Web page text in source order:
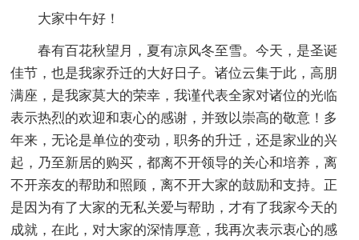
大家中午好！
春有百花秋望月，夏有凉风冬至雪。今天，是圣诞
佳节，也是我家乔迁的大好日子。诸位云集于此，高朋
满座，是我家莫大的荣幸，我谨代表全家对诸位的光临
表示热烈的欢迎和衷心的感谢，并致以崇高的敬意！多
年来，无论是单位的变动，职务的升迁，还是家业的兴
起，乃至新居的购买，都离不开领导的关心和培养，离
不开亲友的帮助和照顾，离不开大家的鼓励和支持。正
是因为有了大家的无私关爱与帮助，才有了我家今天的
成就，在此，对大家的深情厚意，我再次表示衷心的感